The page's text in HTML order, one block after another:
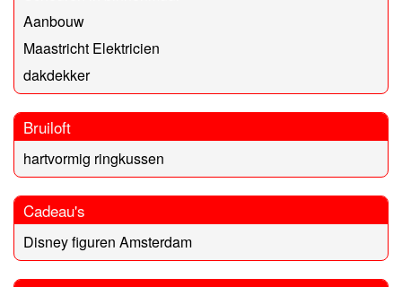
Aanbouw
Maastricht Elektricien
dakdekker
Bruiloft
hartvormig ringkussen
Cadeau's
Disney figuren Amsterdam